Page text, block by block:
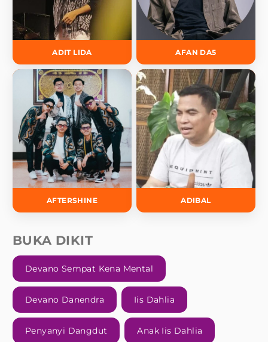
ADIT LIDA AFAN DA5
AFTERSHINE ADIBAL
BUKA DIKIT
Devano Sempat Kena Mental
Devano Danendra Iis Dahlia
Penyanyi Dangdut Anak Iis Dahlia